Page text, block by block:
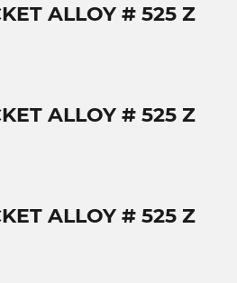
ALLOY # 525 Z
ALLOY # 525 Z
ALLOY # 525 Z